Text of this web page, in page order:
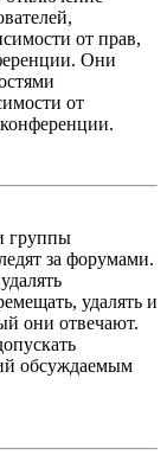
от прав,
Они
от
группы
за форумами.
удалять и
они отвечают.
обсуждаемым